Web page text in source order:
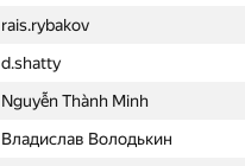
rais.rybakov
d.shatty
Nguyễn Thành Minh
Владислав Володькин
Shraddhesh Singh
nikich340
sdeleers
Sofi3681